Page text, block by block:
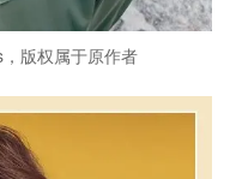
版权属于原作者